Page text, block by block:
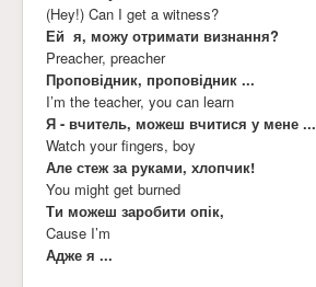
(Hey!) Can I get a witness?
Ей я, можу отримати визнання?
Preacher, preacher
Проповідник, проповідник ...
I’m the teacher, you can learn
Я - вчитель, можеш вчитися у мене ...
Watch your fingers, boy
Але стеж за руками, хлопчик!
You might get burned
Ти можеш заробити опік,
Cause I’m
Адже я ...